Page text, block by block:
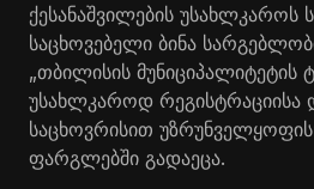
ქესანაშვილების უსახლკაროს
საცხოვებელი ბინა
„თბილისის მუნიციპალიტეტის
უსახლკაროდ რეგისტრაციისა
საცხოვრისით
ფარგლებში გადაეცა.